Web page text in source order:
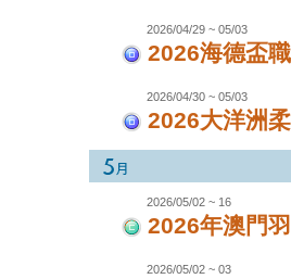
2026/04/29 ~ 05/03
2026海德盃
2026/04/30 ~ 05/03
2026大洋洲
2026/05/02 ~ 16
2026年澳門
2026/05/02 ~ 03